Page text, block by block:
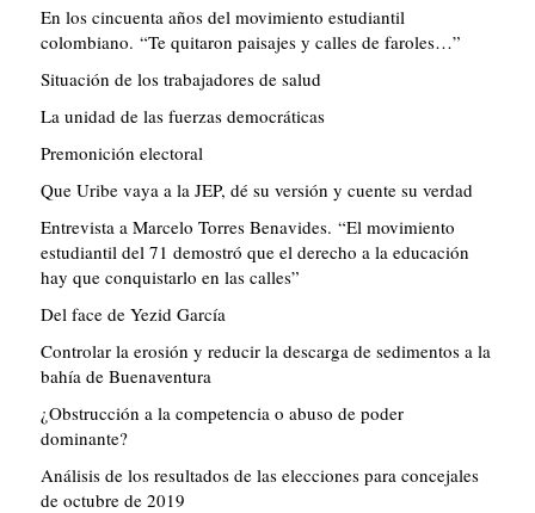
En los cincuenta años del movimiento estudiantil
colombiano. “Te quitaron paisajes y calles de faroles…”
Situación de los trabajadores de salud
La unidad de las fuerzas democráticas
Premonición electoral
Que Uribe vaya a la JEP, dé su versión y cuente su verdad
Entrevista a Marcelo Torres Benavides. “El movimiento
estudiantil del 71 demostró que el derecho a la educación
hay que conquistarlo en las calles”
Del face de Yezid García
Controlar la erosión y reducir la descarga de sedimentos a la
bahía de Buenaventura
¿Obstrucción a la competencia o abuso de poder
dominante?
Análisis de los resultados de las elecciones para concejales
de octubre de 2019